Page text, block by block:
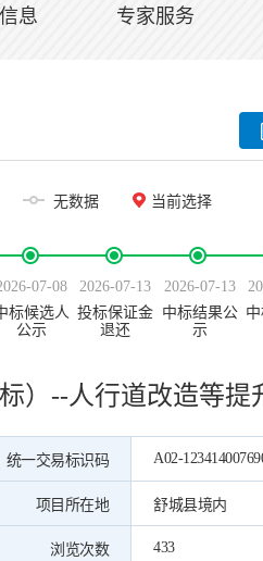
息 专家服务
无数据 当前选择
07-08
标候选人
公示
2026-07-13
投标保证金
退还
2026-07-13
中标结果公
示
）--人行道改造等提
统一交易标识码 A02-
项目所在地 舒城县境内
浏览次数 433